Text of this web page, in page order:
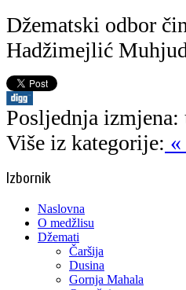
Džematski odbor
Hadžimejlić
Posljednja
Više iz kategorije:
Izbornik
Naslovna
O medžlisu
Džemati
Čaršija
Dusina
Gornja Mahala